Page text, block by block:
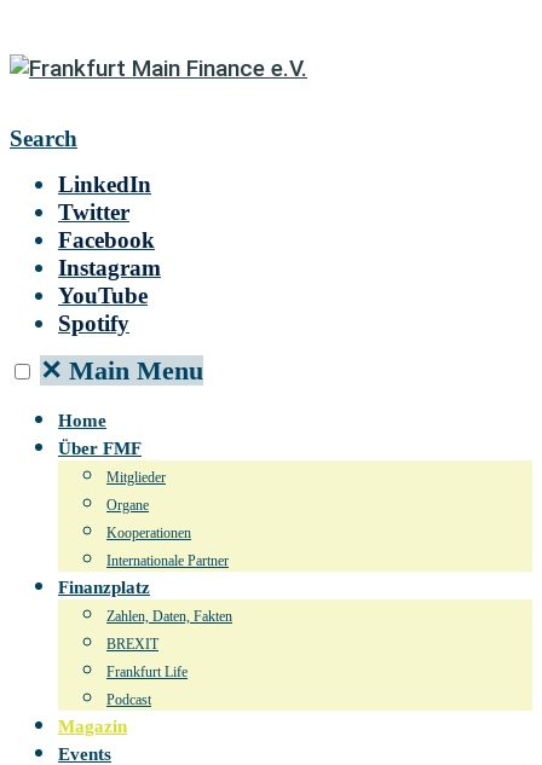
Search
LinkedIn
Twitter
Facebook
Instagram
YouTube
Spotify
✕ Main Menu
Home
Über FMF
Mitglieder
Organe
Kooperationen
Internationale Partner
Finanzplatz
Zahlen, Daten, Fakten
BREXIT
Frankfurt Life
Podcast
Magazin
Events